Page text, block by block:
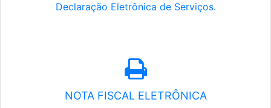
Declaração Eletrônica de Serviços.
NOTA FISCAL ELETRÔNICA